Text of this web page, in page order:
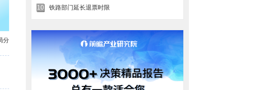
分
10
铁路部门延长退票时限